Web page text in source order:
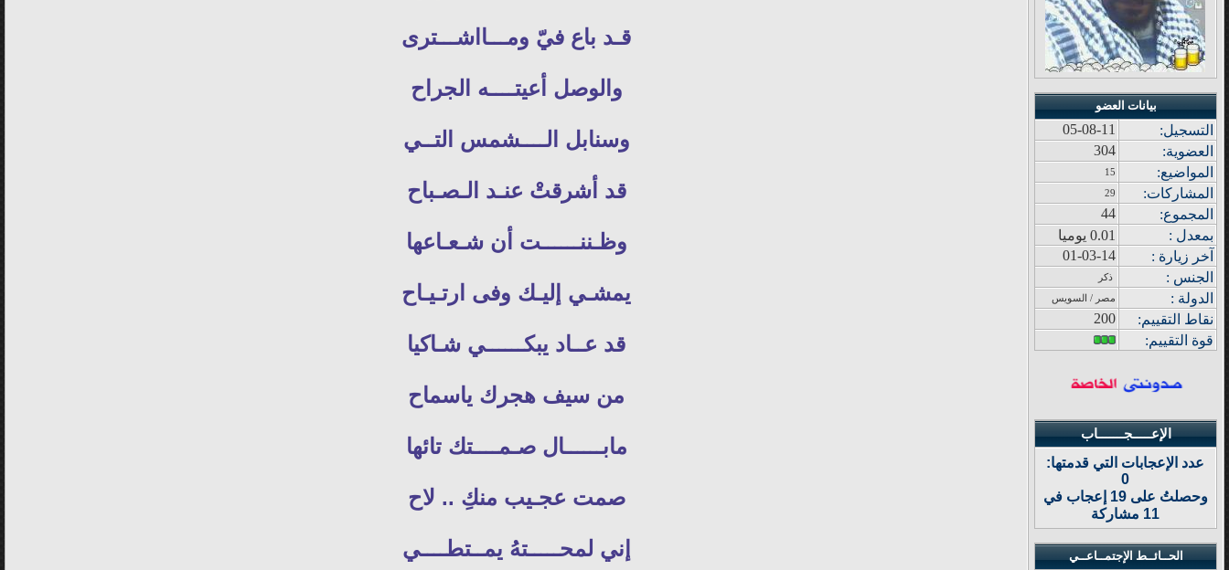
بيانات العضو
التسجيل:
05-08-11
العضوية:
304
المواضيع:
15
المشاركات:
29
المجموع:
44
بمعدل :
0.01 يوميا
خر زيار ة :
01-03-14
الجنس :
ذكر
الدولة : مصر / السويس
نقاط التقييم:
200
قوة التقييم:
الإعـــــجـــــــاب
عدد الإعجابات التي قدمتها:
0
وحصلتُ على 19 إعجاب في
11 مشاركة
الحــائــط الإجتمــاعــي
قـد باع فيّ ومـــااشـــترى
والوصل أعيتــــه الجراح
وسنابل الــــشمس التــي
قد أشرقتْ عنـد الـصـباح
وظـننــــــت أن شـعـاعها
يمشـي إليـك وفى ارتـيـاح
قد عــاد يبكــــــي شـاكيا
من سيف هجرك ياسماح
مابــــــال صـمــــتك تائها
صمت عجـيب منكِ .. لاح
إني لمحـــــتهُ يمــتطــــي